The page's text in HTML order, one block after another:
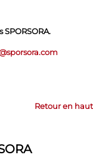
Retour en haut